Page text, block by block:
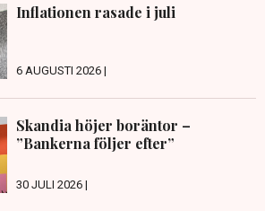
Inflationen rasade i juli
6 AUGUSTI 2026 |
Skandia höjer boräntor –
”Bankerna följer efter”
30 JULI 2026 |